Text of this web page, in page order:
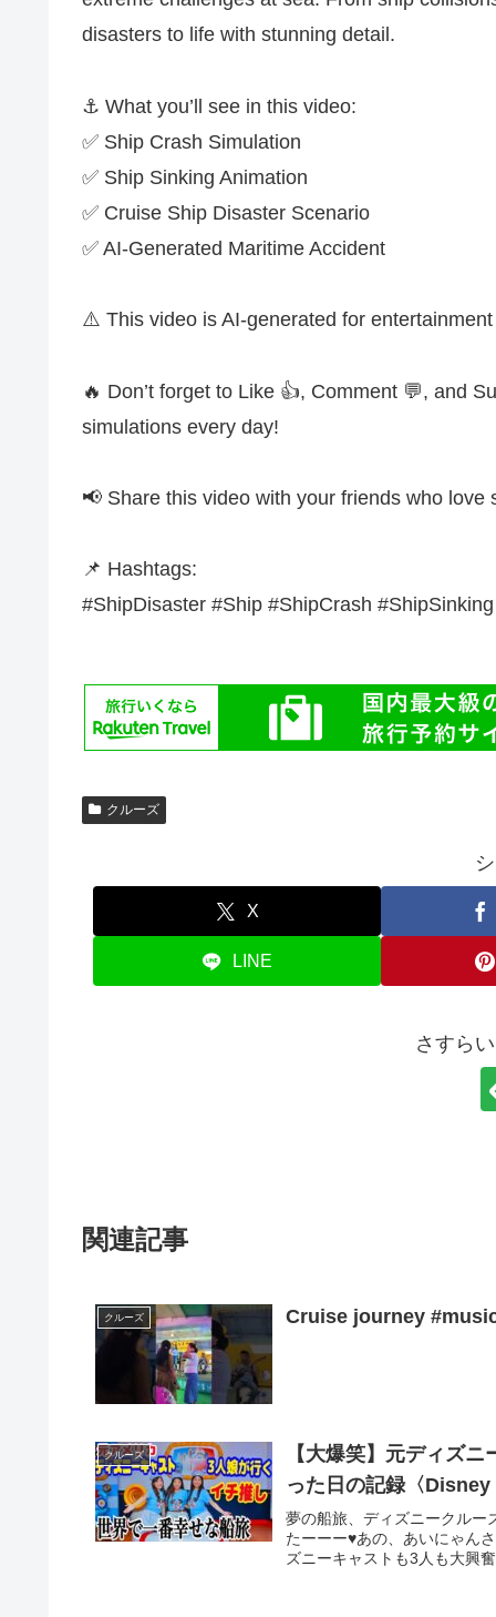
disasters to life with stunning detail.
⚓ What you’ll see in this video:
✅ Ship Crash Simulation
✅ Ship Sinking Animation
✅ Cruise Ship Disaster Scenario
✅ AI-Generated Maritime Accident
⚠️ This video is AI-generated for
🔥 Don’t forget to Like 👍, Comment 💬, and
simulations every day!
📢 Share this video with your friends who
📌 Hashtags:
#ShipDisaster #Ship #ShipCrash
クルーズ
X
LINE
さすら
関連記事
クルーズ Cruise journey
クルーズ
【大爆笑】元ディズ
った日の記録〈
夢の船旅、ディズニークルー
たーーー♥️あの、あいにゃん
ズニーキャストも3人も大興